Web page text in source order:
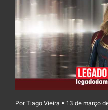
Por Tiago Vieira • 13 de março